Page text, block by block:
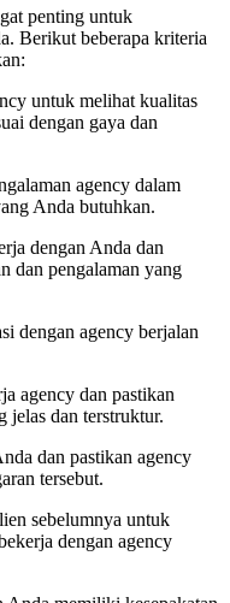
penting untuk
Berikut beberapa kriteria
untuk melihat kualitas
dengan gaya dan
agency dalam
Anda butuhkan.
dengan Anda dan
dan pengalaman yang
dengan agency berjalan
agency dan pastikan
jelas dan terstruktur.
dan pastikan agency
tersebut.
sebelumnya untuk
dengan agency